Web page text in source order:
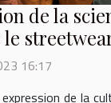
de la
16:17
de la